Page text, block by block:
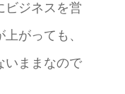
ビジネスを営
がっても、
いままなので